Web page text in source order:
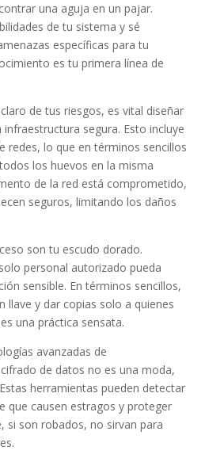
una aguja en un pajar.
de tu sistema y sé
específicas para tu
es tu primera línea de
de tus riesgos, es vital diseñar
segura. Esto incluye
redes, lo que en términos sencillos
los huevos en la misma
de la red está comprometido,
seguros, limitando los daños
son tu escudo dorado.
personal autorizado pueda
sensible. En términos sencillos,
llave y dar copias solo a quienes
una práctica sensata.
avanzadas de
de datos no es una moda,
herramientas pueden detectar
que causen estragos y proteger
si son robados, no sirvan para